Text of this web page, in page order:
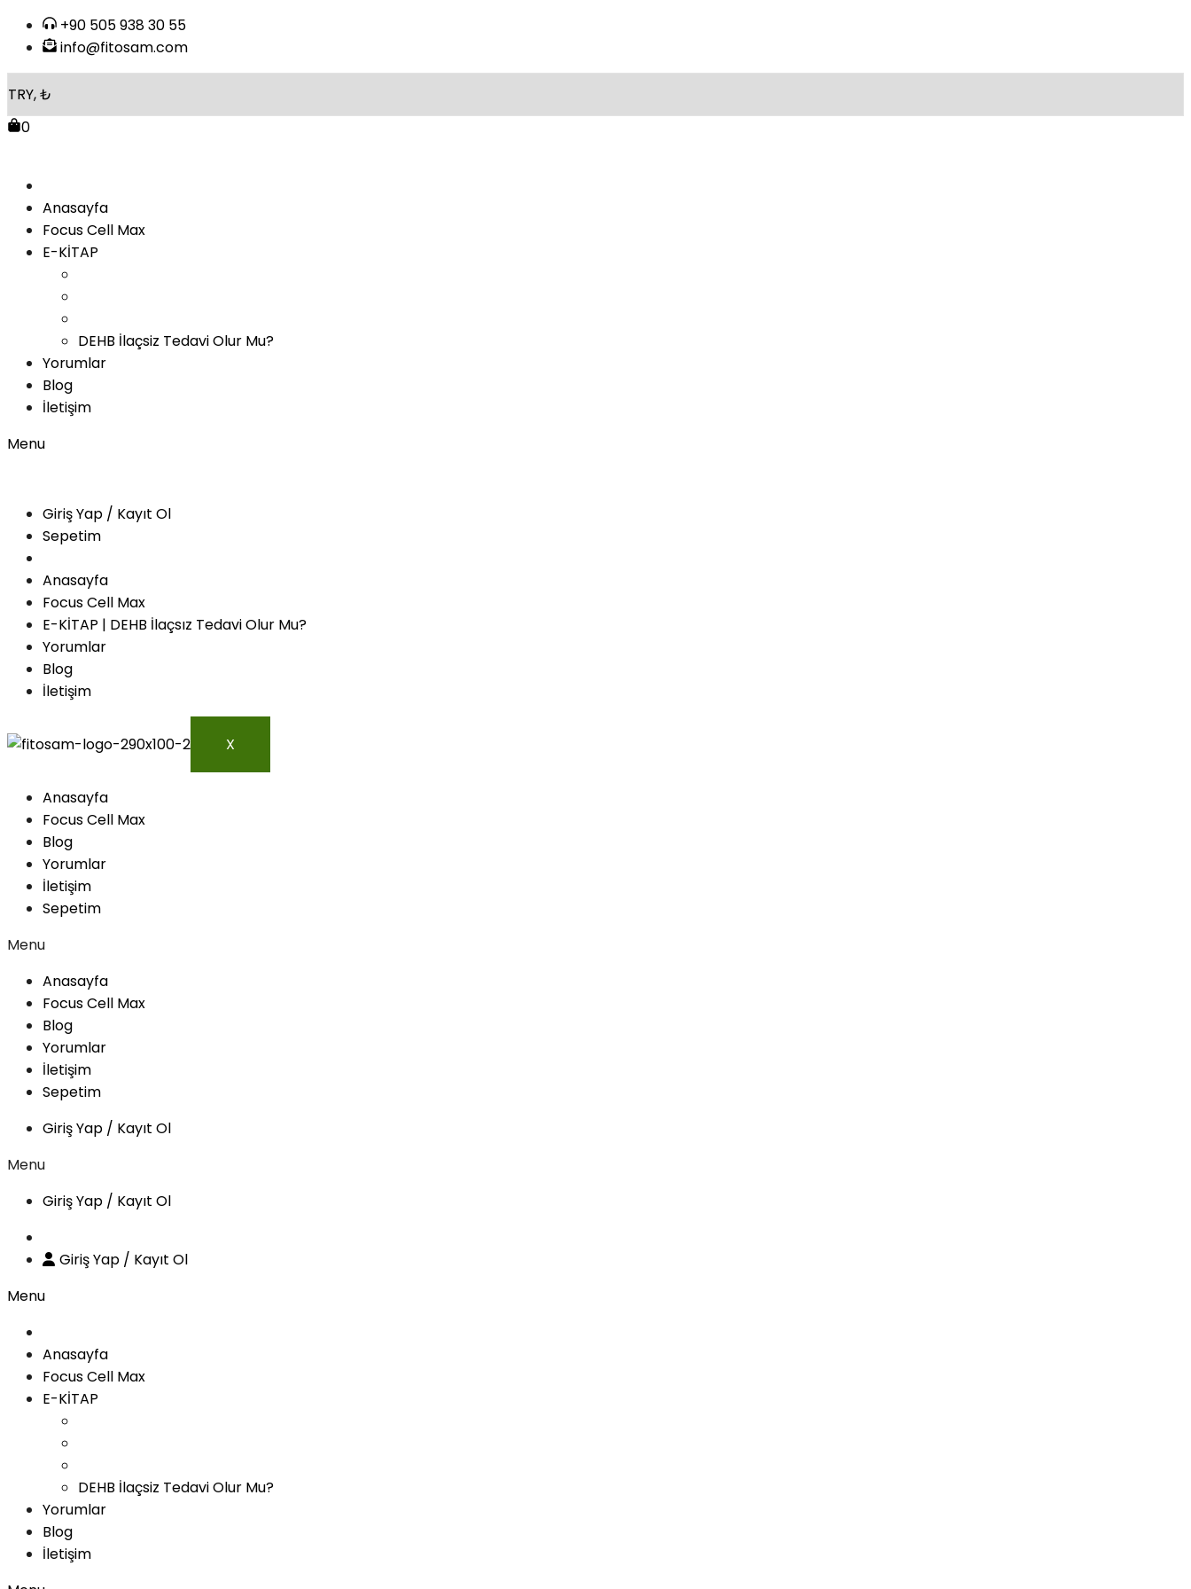
Skip
content
+90 505 938 30 55
info@fitosam.com
0
Anasayfa
Focus Cell Max
E-KİTAP
DEHB İlaçsiz Tedavi Olur Mu?
Yorumlar
Blog
İletişim
Menu
Giriş Yap / Kayıt Ol
Sepetim
Anasayfa
Focus Cell Max
E-KİTAP | DEHB İlaçsız Tedavi Olur Mu?
Yorumlar
Blog
İletişim
X
Anasayfa
Focus Cell Max
Blog
Yorumlar
İletişim
Sepetim
Menu
Anasayfa
Focus Cell Max
Blog
Yorumlar
İletişim
Sepetim
Giriş Yap / Kayıt Ol
Menu
Giriş Yap / Kayıt Ol
Giriş Yap / Kayıt Ol
Menu
Anasayfa
Focus Cell Max
E-KİTAP
DEHB İlaçsiz Tedavi Olur Mu?
Yorumlar
Blog
İletişim